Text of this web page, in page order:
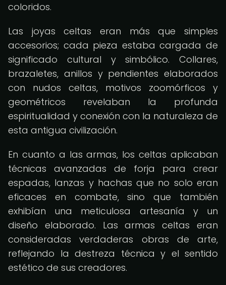
coloridos.
Las joyas celtas eran más que simples
accesorios; cada pieza estaba cargada de
significado cultural y simbólico. Collares,
brazaletes, anillos y pendientes elaborados
con nudos celtas, motivos zoomórficos y
geométricos revelaban la profunda
espiritualidad y conexión con la naturaleza de
esta antigua civilización.
En cuanto a las armas, los celtas aplicaban
técnicas avanzadas de forja para crear
espadas, lanzas y hachas que no solo eran
eficaces en combate, sino que también
exhibían una meticulosa artesanía y un
diseño elaborado. Las armas celtas eran
consideradas verdaderas obras de arte,
reflejando la destreza técnica y el sentido
estético de sus creadores.